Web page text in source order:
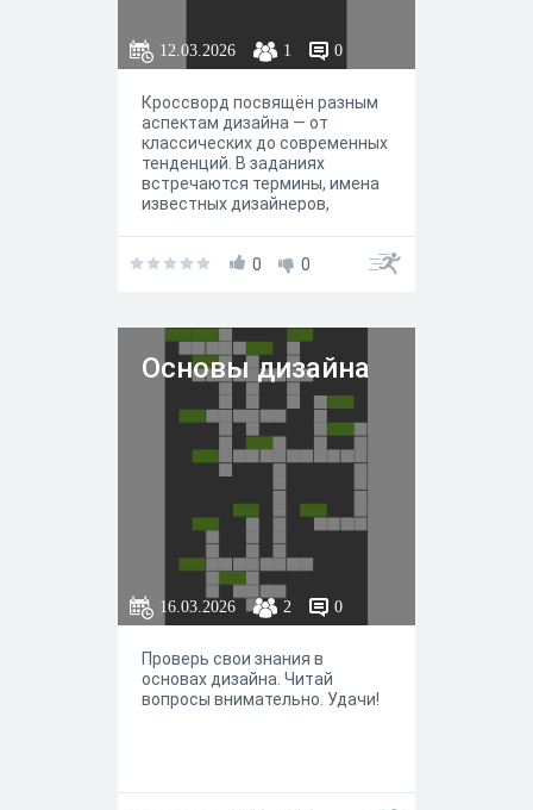
12.03.2026 1 0
Кроссворд посвящён разным
аспектам дизайна — от
классических до современных
тенденций. В заданиях
встречаются термины, имена
известных дизайнеров,
результате в наборе по
пересекаются друг с другом.
Стрелки рядом с описанием
указывают направление слова
в сетке (по горизонтали или по
вертикали).
0 0
Основы дизайна
16.03.2026 2 0
Проверь свои знания в
основах дизайна. Читай
вопросы внимательно. Удачи!